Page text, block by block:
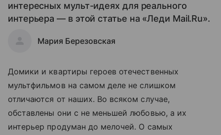
интересных мульт-идеях для реального
интерьера — в этой статье на «Леди Mail.Ru».
Мария Березовская
Домики и квартиры героев отечественных
мультфильмов на самом деле не слишком
отличаются от наших. Во всяком случае,
обставлены они с не меньшей любовью, а их
интерьер продуман до мелочей. О самых